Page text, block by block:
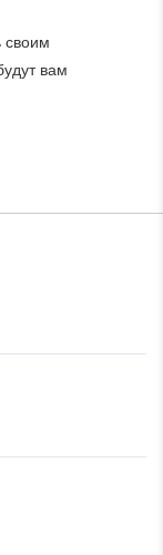
своим
вам